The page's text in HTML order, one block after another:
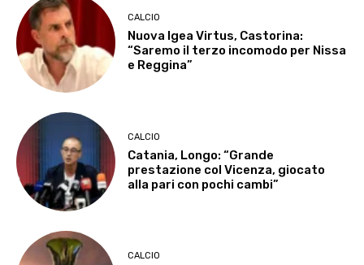
CALCIO
Nuova Igea Virtus, Castorina:
“Saremo il terzo incomodo per Nissa
e Reggina”
CALCIO
Catania, Longo: “Grande
prestazione col Vicenza, giocato
alla pari con pochi cambi”
CALCIO